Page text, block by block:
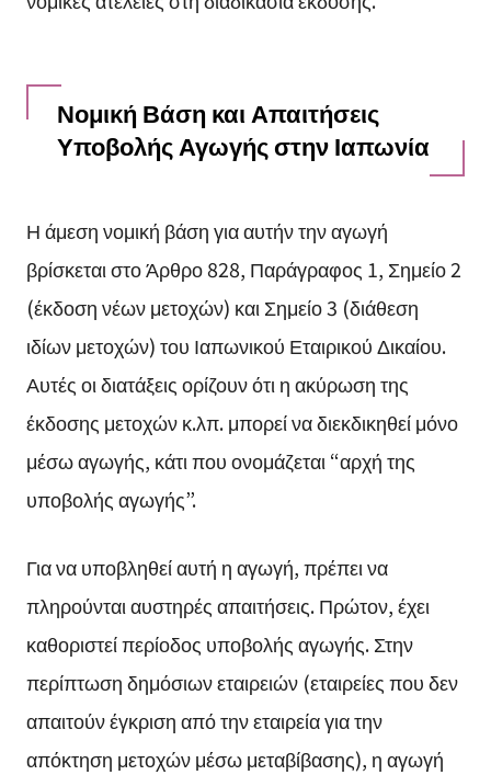
Νομική Βάση και Απαιτήσεις
Υποβολής Αγωγής στην Ιαπωνία
Η άμεση νομική βάση για αυτήν την αγωγή
βρίσκεται στο Άρθρο 828, Παράγραφος 1, Σημείο 2
(έκδοση νέων μετοχών) και Σημείο 3 (διάθεση
ιδίων μετοχών) του Ιαπωνικού Εταιρικού Δικαίου.
Αυτές οι διατάξεις ορίζουν ότι η ακύρωση της
έκδοσης μετοχών κ.λπ. μπορεί να διεκδικηθεί μόνο
μέσω αγωγής, κάτι που ονομάζεται “αρχή της
υποβολής αγωγής”.
Για να υποβληθεί αυτή η αγωγή, πρέπει να
πληρούνται αυστηρές απαιτήσεις. Πρώτον, έχει
καθοριστεί περίοδος υποβολής αγωγής. Στην
περίπτωση δημόσιων εταιρειών (εταιρείες που δεν
απαιτούν έγκριση από την εταιρεία για την
απόκτηση μετοχών μέσω μεταβίβασης), η αγωγή